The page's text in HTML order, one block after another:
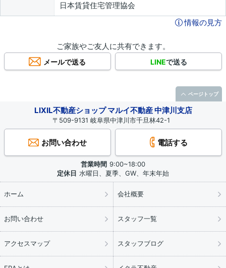
日本賃貸住宅管理協会
情報の見方
ご家族やご友人に共有できます。
メールで送る LINEで送る
LIXIL不動産ショップ マルイ不動産 中津川支店
〒509-9131 岐阜県中津川市千旦林42-1
お問い合わせ 電話する
営業時間 9:00~18:00
定休日 水曜日、夏季、GW、年末年始
ホーム 会社概要
お問い合わせ スタッフ一覧
アクセスマップ スタッフブログ
ページトップ